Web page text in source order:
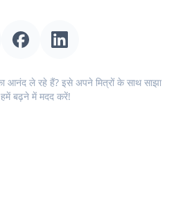
आनंद ले रहे हैं? इसे अपने मित्रों के साथ साझा
बढ़ने में मदद करें!